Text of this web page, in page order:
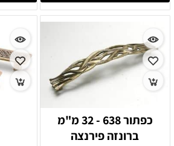
כפתור 638 - 32 מ"מ
ברונזה פירנצה